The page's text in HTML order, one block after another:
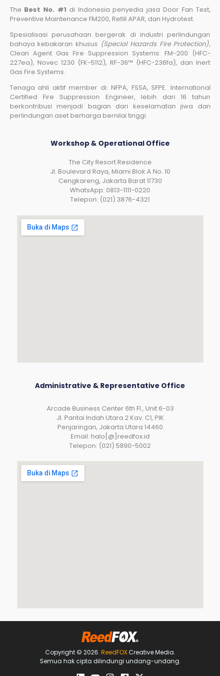
The Best No. #1di Indonesia penyedia jasa Door Fan Test,
Preventive Maintenance FM200, Refill APAR, dan Hydrotest.
Spesialisasi perusahaan bergerak di industri perlindungan
bahaya kebakaran khusus (Special Hazards Fire Protection),
Clean Agent Gas Fire Suppression Systems: FM-200 (HFC-
227ea), Novec 1230 (FK-5112), RF-36™ (HFC-236fa), dan Inert
Gas Fire Systems.
Tenaga ahli aktif member di: NFPA, FSSA, SFPE. International
Certified Fire Suppression Engineer, lebih dari 16 tahun
berkontribusi menjadi bagian dari keselamatan jiwa dan
perlindungan aset berharga bernilai tinggi.
Workshop & Operational Office
The City Resort Residence
Jl. Boulevard Raya, Miami Blok A No. 10
Cengkareng, Jakarta Barat 11730
WhatsApp: 0813-1111-0220
Telepon: (021) 3876-4321
Administrative & Representative Office
Arcade Business Center 6th Fl., Unit 6-03
JI. Pantai Indah Utara 2 Kav. C1, PIK
Penjaringan, Jakarta Utara 14460
Email: halo[@]reedfox.id
Telepon: (021) 5890-5002
Copyright © 2026. ReedFOXCreative Media.
Semua hak cipta dilindungi undang-undang.